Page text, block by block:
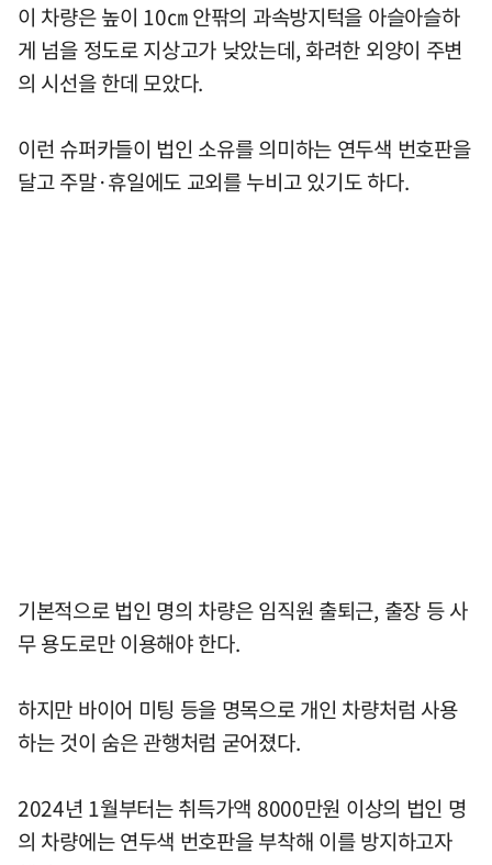
이 차량은 높이 10㎝ 안팎의 과속방지턱을 아슬아슬하
게 넘을 정도로 지상고가 낮았는데, 화려한 외양이 주변
의 시선을 한데 모았다.
이런 슈퍼카들이 법인 소유를 의미하는 연두색 번호판을
달고 주말·휴일에도 교외를 누비고 있기도 하다.
기본적으로 법인 명의 차량은 임직원 출퇴근, 출장 등 사
무 용도로만 이용해야 한다.
하지만 바이어 미팅 등을 명목으로 개인 차량처럼 사용
하는 것이 숨은 관행처럼 굳어졌다.
2024년 1월부터는 취득가액 8000만원 이상의 법인 명
의 차량에는 연두색 번호판을 부착해 이를 방지하고자